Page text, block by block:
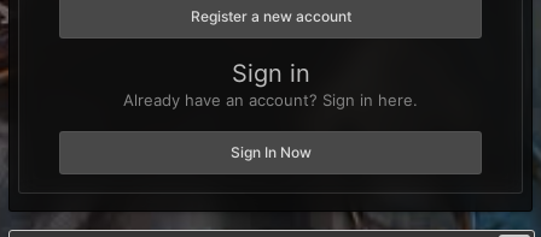
Register a new account
Sign in
Already have an account? Sign in here.
Sign In Now